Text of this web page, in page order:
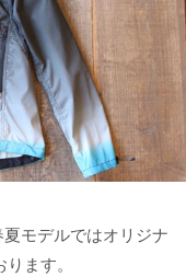
モデルではオリジナ
ます。